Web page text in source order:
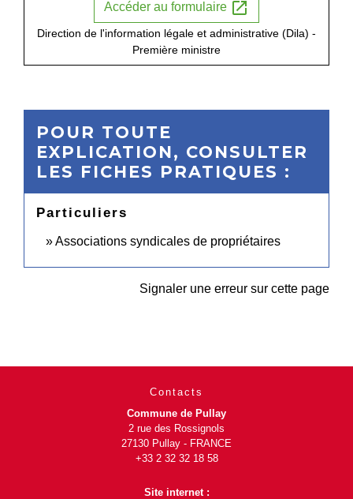
Accéder au formulaire open_in_new
Direction de l'information légale et administrative (Dila) -
Première ministre
POUR TOUTE
EXPLICATION, CONSULTER
LES FICHES PRATIQUES :
Particuliers
Associations syndicales de propriétaires
Signaler une erreur sur cette page
Contacts
Commune de Pullay
2 rue des Rossignols
27130 Pullay - FRANCE
+33 2 32 32 18 58
Site internet :